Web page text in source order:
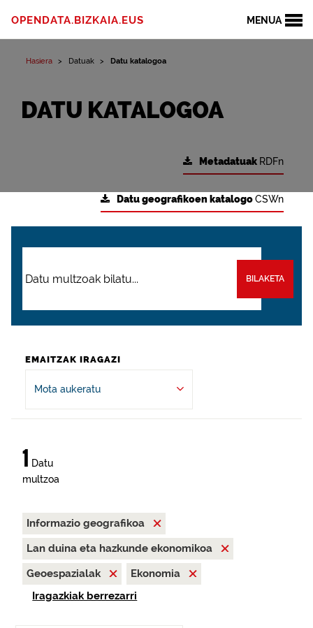
MENUA
OPENDATA.BIZKAIA.EUS
Hasiera Datuak Datu katalogoa
DATU KATALOGOA
Metadatuak RDFn
Datu geografikoen katalogoCSWn
BILAKETA
EMAITZAK IRAGAZI
Mota aukeratu
1 Datu
multzoa
Informazio geografikoa
Lan duina eta hazkunde ekonomikoa
Geoespazialak
Ekonomia
Iragazkiak berrezarri